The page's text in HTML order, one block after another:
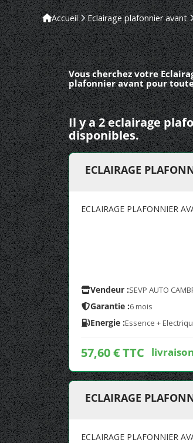
Accueil Eclairage plafonnier avant
Vous cherchez votre
plafonnier avant pour
Il y a 2 eclairage
disponibles.
ECLAIRAGE
ECLAIRAGE PLAFONNIER
Vendeur :SEVP AUTO
Garantie :6 mois
Energie :Essence +
57,60 € TTC
ECLAIRAGE
ECLAIRAGE PLAFONNIER